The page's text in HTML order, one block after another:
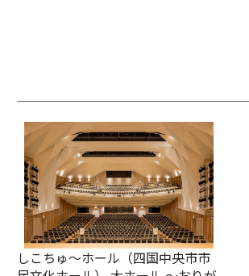
しこちゅ～ホール（四国中央市市